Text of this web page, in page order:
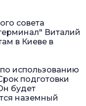
совета
Виталий
в Киеве в
использованию
подготовки
будет
наземный